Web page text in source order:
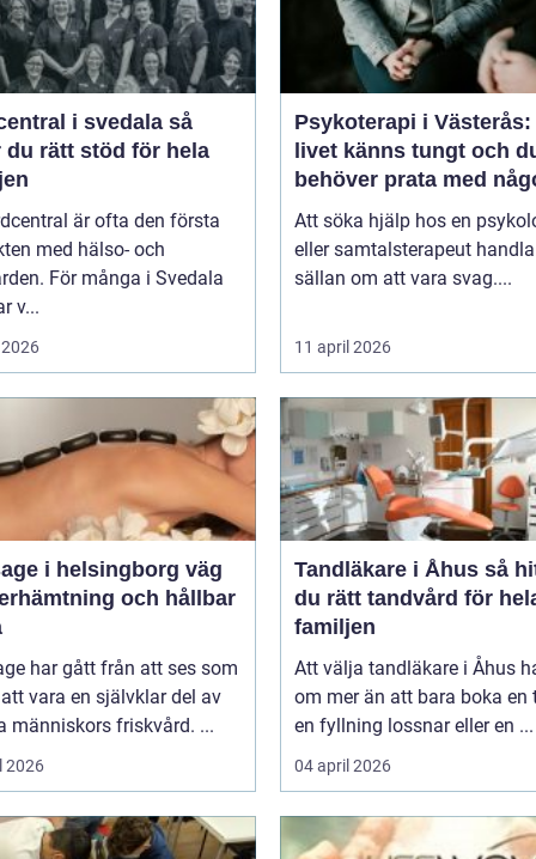
i svedala så
du rätt stöd för hela
är ofta den första
med hälso- och
För många i Svedala
v...
Psykoterapi i Västerås:
livet känns tungt och
behöver prata med
Att söka hjälp hos en
eller samtalsterapeut
sällan om att vara svag....
11 april 2026
i helsingborg väg
och hållbar
har gått från att ses som
vara en självklar del av
människors friskvård. ...
2026
Tandläkare i Åhus så hittar
du rätt tandvård för
familjen
Att välja tandläkare i Åhus
om mer än att bara boka en
en fyllning lossnar eller en ...
04 april 2026